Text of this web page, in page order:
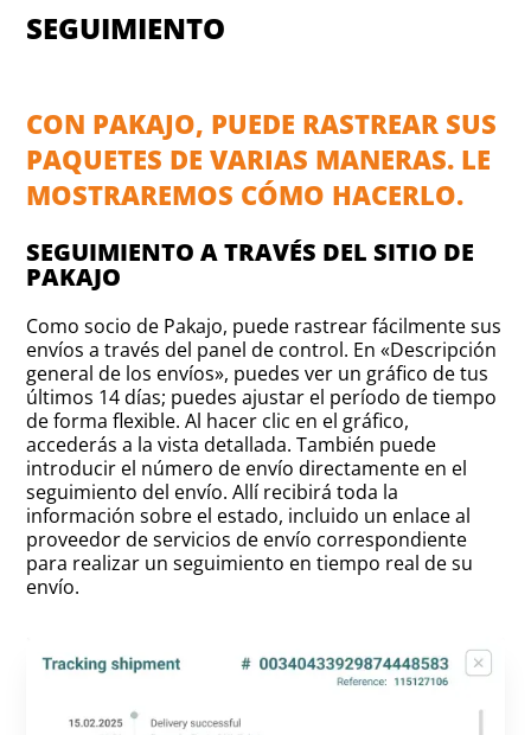
SEGUIMIENTO
CON PAKAJO, PUEDE RASTREAR SUS
PAQUETES DE VARIAS MANERAS. LE
MOSTRAREMOS CÓMO HACERLO.
SEGUIMIENTO A TRAVÉS DEL SITIO DE
PAKAJO
Como socio de Pakajo, puede rastrear fácilmente sus
envíos a través del panel de control. En «Descripción
general de los envíos», puedes ver un gráfico de tus
últimos 14 días; puedes ajustar el período de tiempo
de forma flexible. Al hacer clic en el gráfico,
accederás a la vista detallada. También puede
introducir el número de envío directamente en el
seguimiento del envío. Allí recibirá toda la
información sobre el estado, incluido un enlace al
proveedor de servicios de envío correspondiente
para realizar un seguimiento en tiempo real de su
envío.